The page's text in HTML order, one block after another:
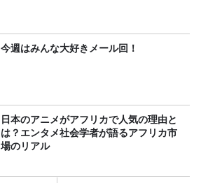
今週はみんな大好きメール回！
日本のアニメがアフリカで人気の理由と
は？エンタメ社会学者が語るアフリカ市
場のリアル